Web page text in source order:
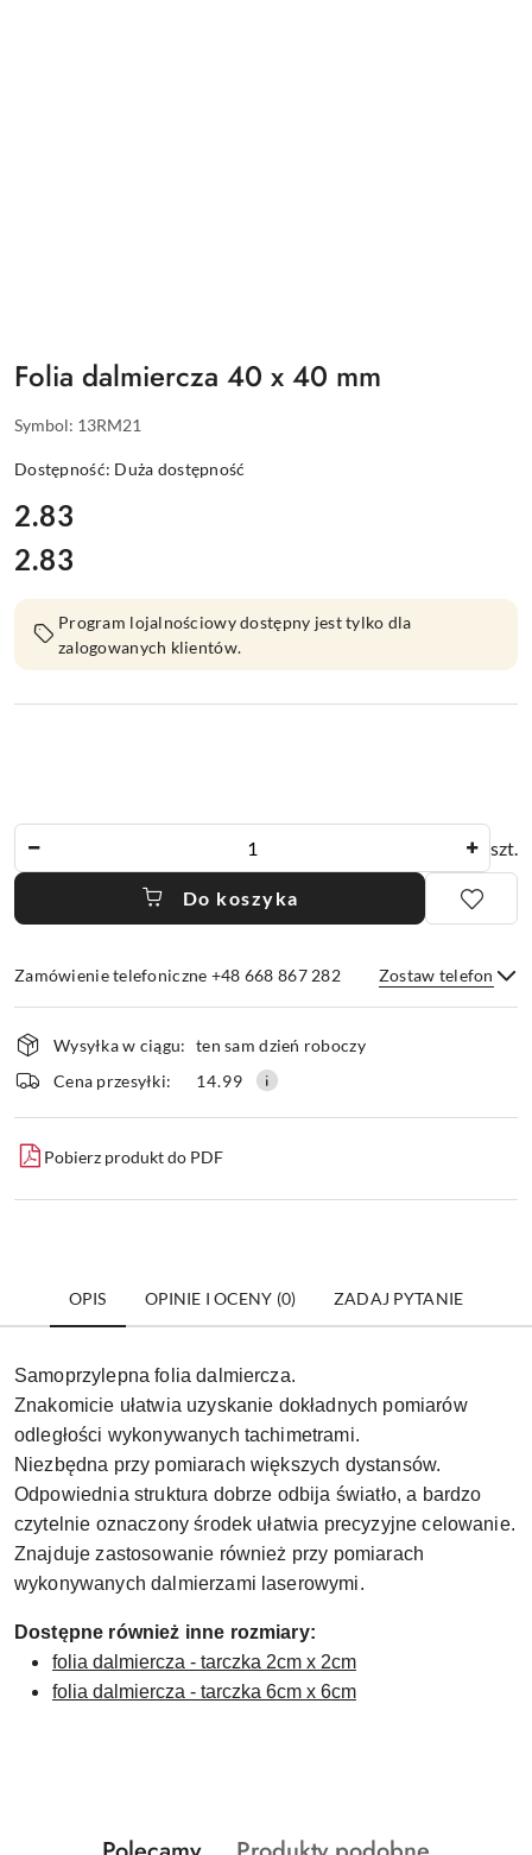
Folia dalmiercza 40 x 40 mm
Symbol: 13RM21
Dostępność: Duża dostępność
cena:
2.83
Cena:
2.83
Program lojalnościowy dostępny jest tylko dla
zalogowanych klientów.
szt.
Do koszyka
Zamówienie telefoniczne +48 668 867 282 Zostaw telefon
Wyślij
Dostępność
i
dostawa
Wysyłka w ciągu: ten sam dzień roboczy
Cena przesyłki:
14.99
Pobierz produkt do PDF
OPIS OPINIE I OCENY (0) ZADAJ PYTANIE
Samoprzylepna folia dalmiercza.
Znakomicie ułatwia uzyskanie dokładnych pomiarów
odległości wykonywanych tachimetrami.
Niezbędna przy pomiarach większych dystansów.
Odpowiednia struktura dobrze odbija światło, a bardzo
czytelnie oznaczony środek ułatwia precyzyjne celowanie.
Znajduje zastosowanie również przy pomiarach
wykonywanych dalmierzami laserowymi.
Dostępne również inne rozmiary:
folia dalmiercza - tarczka 2cm x 2cm
folia dalmiercza - tarczka 6cm x 6cm